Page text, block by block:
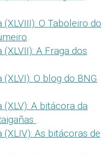
O Taboleiro do
.
A Fraga dos
O blog do BNG
A bitácora da
.
As bitácoras de